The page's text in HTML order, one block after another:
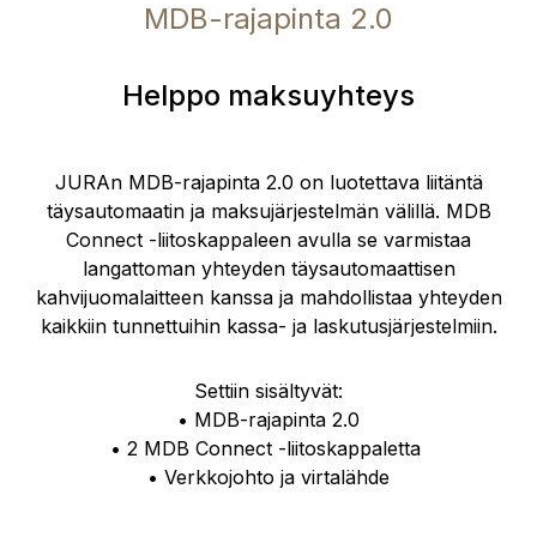
MDB-rajapinta 2.0
Helppo maksuyhteys
JURAn MDB-rajapinta 2.0 on luotettava liitäntä
täysautomaatin ja maksujärjestelmän välillä. MDB
Connect -liitoskappaleen avulla se varmistaa
langattoman yhteyden täysautomaattisen
kahvijuomalaitteen kanssa ja mahdollistaa yhteyden
kaikkiin tunnettuihin kassa- ja laskutusjärjestelmiin.
Settiin sisältyvät:
• MDB-rajapinta 2.0
• 2 MDB Connect -liitoskappaletta
• Verkkojohto ja virtalähde